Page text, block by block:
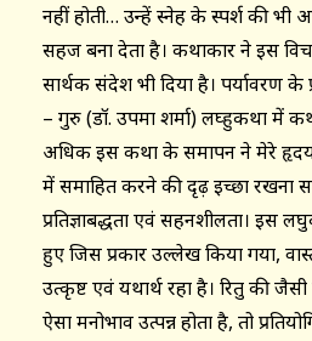
नहीं होती… उन्हें स्नेह के स्पर्श की
सहज बना देता है। कथाकार ने इस
सार्थक संदेश भी दिया है। पर्यावरण
– गुरु (डॉ. उपमा शर्मा) लघ्हुकथा में
अधिक इस कथा के समापन ने मेरे हृदय
में समाहित करने की दृढ़ इच्छा रखना
प्रतिज्ञाबद्धता एवं सहनशीलता। इस
हुए जिस प्रकार उल्लेख किया गया,
उत्कृष्ट एवं यथार्थ रहा है। रितु की
ऐसा मनोभाव उत्पन्न होता है, तो